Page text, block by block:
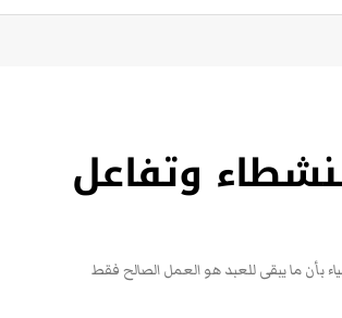
وتفاعل
بأن ما يبقى للعبد هو العمل الصالح فقط